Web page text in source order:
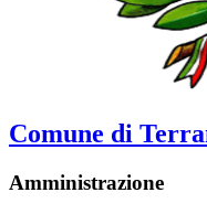
Comune di
Amministrazione